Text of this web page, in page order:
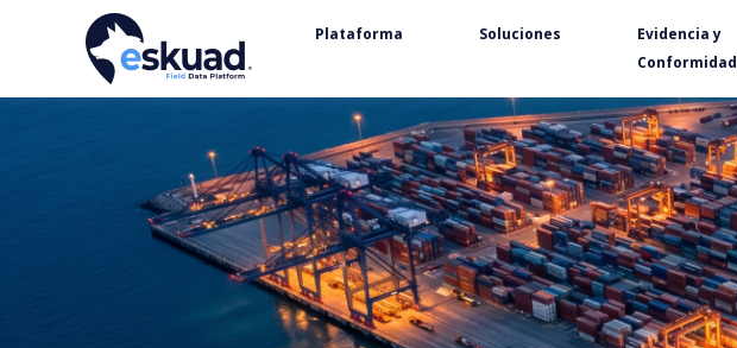
Plataforma Soluciones
Evidencia y
Conformidad